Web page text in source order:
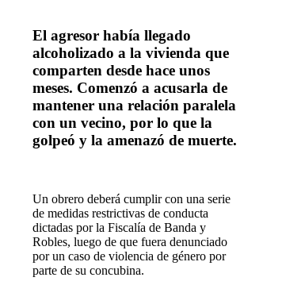
El agresor había llegado
alcoholizado a la vivienda que
comparten desde hace unos
meses. Comenzó a acusarla de
mantener una relación paralela
con un vecino, por lo que la
golpeó y la amenazó de muerte.
Un obrero deberá cumplir con una serie
de medidas restrictivas de conducta
dictadas por la Fiscalía de Banda y
Robles, luego de que fuera denunciado
por un caso de violencia de género por
parte de su concubina.